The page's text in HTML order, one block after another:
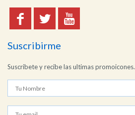
Suscribirme
Suscribete y recibe las ultimas promoicones.